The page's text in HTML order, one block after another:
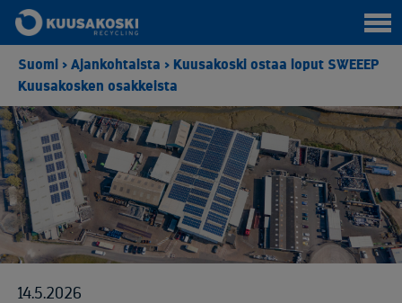
Suomi > Ajankohtaista > Kuusakoski ostaa loput SWEEEP
Kuusakosken osakkeista
14.5.2026